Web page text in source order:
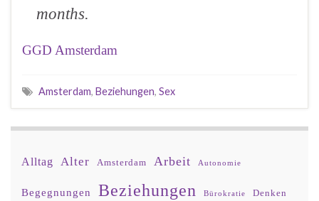
months.
GGD Amsterdam
Amsterdam, Beziehungen, Sex
Alltag Alter Amsterdam Arbeit Autonomie
Begegnungen Beziehungen Bürokratie Denken